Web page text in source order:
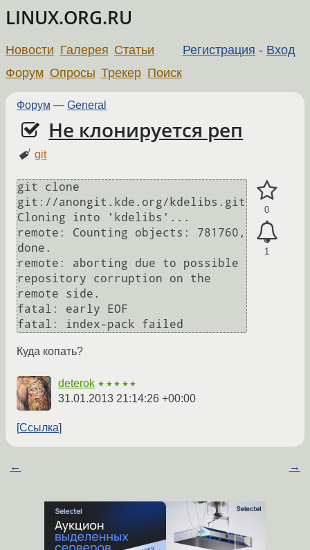
LINUX.ORG.RU
Регистрация - Вход
Новости Галерея Статьи
Форум Опросы Трекер Поиск
Форум — General
Не клонируется реп
git
0
1
git clone
git://anongit.kde.org/kdelibs.git
Cloning into 'kdelibs'...
remote: Counting objects: 781760,
done.
remote: aborting due to possible
repository corruption on the
remote side.
fatal: early EOF
Куда копать?
deterok ★★★★★
31.01.2013 21:14:26 +00:00
Ссылка
← →